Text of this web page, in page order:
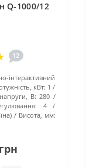
Q-1000/12
12
інтерактивний
кВт: 1
В: 280
4
Висота, мм: